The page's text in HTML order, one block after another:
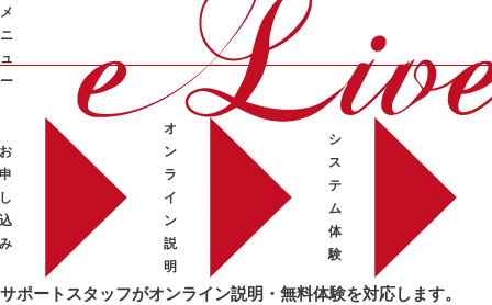
メ
ニ
ュ
ー
APPOINT 説明・無料
体験
オンライン説明・無料体験のお
申し込み
お
申
し
込
み
オ
ン
ラ
イ
ン
説
明
シ
ス
テ
ム
体
験
サポートスタッフがオンライン説明・無料体験を対応します。